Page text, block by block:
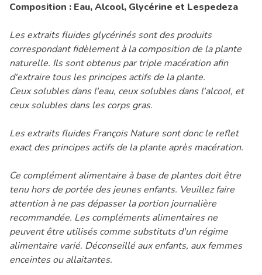
Composition : Eau, Alcool, Glycérine et Lespedeza
Les extraits fluides glycérinés sont des produits
correspondant fidèlement à la composition de la plante
naturelle. Ils sont obtenus par triple macération afin
d'extraire tous les principes actifs de la plante.
Ceux solubles dans l'eau, ceux solubles dans l'alcool, et
ceux solubles dans les corps gras.
Les extraits fluides François Nature sont donc le reflet
exact des principes actifs de la plante après macération.
Ce complément alimentaire à base de plantes doit être
tenu hors de portée des jeunes enfants. Veuillez faire
attention à ne pas dépasser la portion journalière
recommandée. Les compléments alimentaires ne
peuvent être utilisés comme substituts d'un régime
alimentaire varié. Déconseillé aux enfants, aux femmes
enceintes ou allaitantes.